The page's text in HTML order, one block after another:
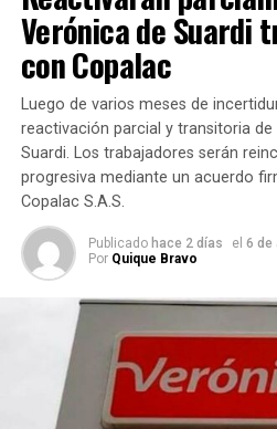
protagonistas de la jornada
vida. Doná para vivir. Viví para
donación de sangre e inscripción
cargo de especialistas en
país, material informativo que
público en la web de la
spot de concientización sobre
donación de sangre en las
Verónica de Suardi
con Copalac
Luego de varios meses de
reactivación parcial y transitoria
Suardi. Los trabajadores serán
progresiva mediante un acuerdo
Copalac S.A.S.
Publicado hace 2 días el 6 de
Por Quique Bravo